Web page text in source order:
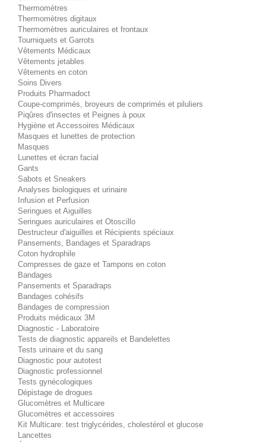
Thermomètres
Thermomètres digitaux
Thermomètres auriculaires et frontaux
Tourniquets et Garrots
Vêtements Médicaux
Vêtements jetables
Vêtements en coton
Soins Divers
Produits Pharmadoct
Coupe-comprimés, broyeurs de comprimés et piluliers
Piqûres d'insectes et Peignes à poux
Hygiène et Accessoires Médicaux
Masques et lunettes de protection
Masques
Lunettes et écran facial
Gants
Sabots et Sneakers
Analyses biologiques et urinaire
Infusion et Perfusion
Seringues et Aiguilles
Seringues auriculaires et Otoscillo
Destructeur d'aiguilles et Récipients spéciaux
Pansements, Bandages et Sparadraps
Coton hydrophile
Compresses de gaze et Tampons en coton
Bandages
Pansements et Sparadraps
Bandages cohésifs
Bandages de compression
Produits médicaux 3M
Diagnostic - Laboratoire
Tests de diagnostic appareils et Bandelettes
Tests urinaire et du sang
Diagnostic pour autotest
Diagnostic professionnel
Tests gynécologiques
Dépistage de drogues
Glucomètres et Multicare
Glucomètres et accessoires
Kit Multicare: test triglycérides, cholestérol et glucose
Lancettes